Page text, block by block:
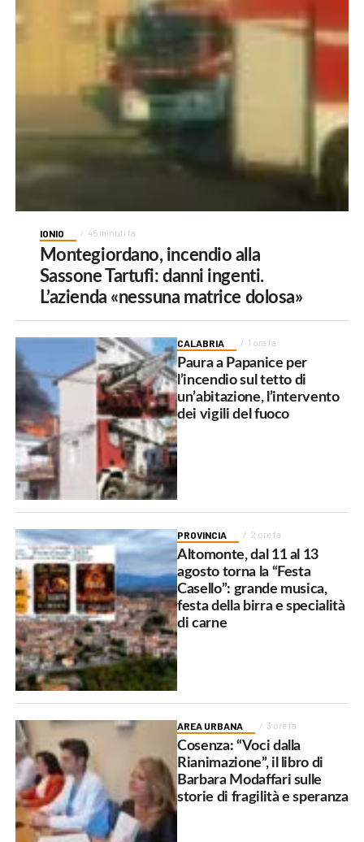
IONIO 45 minuti fa
Montegiordano, incendio alla
Sassone Tartufi: danni ingenti.
L’azienda «nessuna matrice dolosa»
CALABRIA 1 ora fa
Paura a Papanice per
l’incendio sul tetto di
un’abitazione, l’intervento
dei vigili del fuoco
PROVINCIA 2 ore fa
Altomonte, dal 11 al 13
agosto torna la “Festa
Casello”: grande musica,
festa della birra e specialità
di carne
AREA URBANA 3 ore fa
Cosenza: “Voci dalla
Rianimazione”, il libro di
Barbara Modaffari sulle
storie di fragilità e speranza